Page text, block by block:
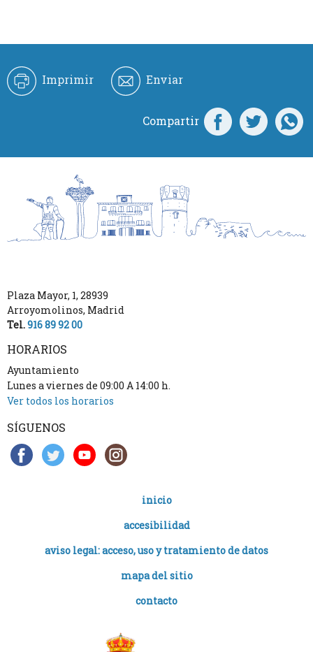
Imprimir Enviar
Compartir
Plaza Mayor, 1, 28939
Arroyomolinos, Madrid
Tel.916 89 92 00
HORARIOS
Ayuntamiento
Lunes a viernes de 09:00 A 14:00 h.
Ver todos los horarios
SÍGUENOS
inicio
accesibilidad
aviso legal: acceso, uso y tratamiento de datos
mapa del sitio
contacto